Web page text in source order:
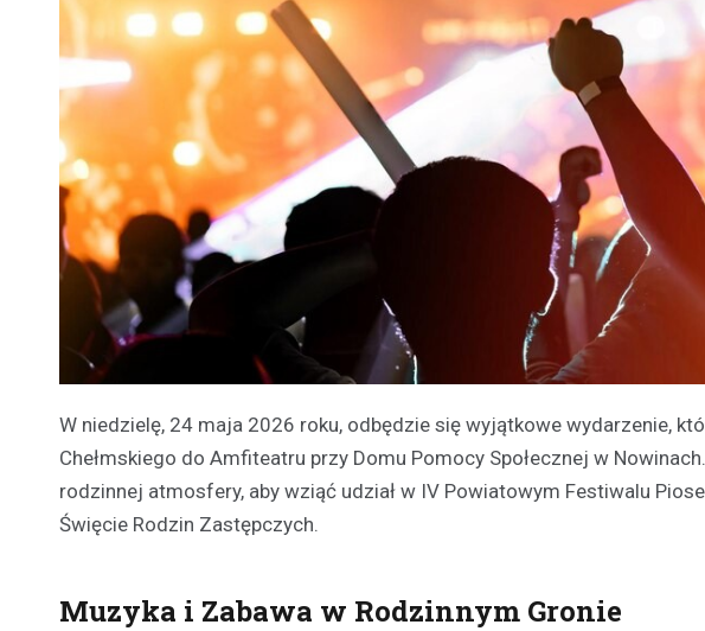
W niedzielę, 24 maja 2026 roku, odbędzie się wyjątkowe wydarzenie,
Chełmskiego do Amfiteatru przy Domu Pomocy Społecznej w
rodzinnej atmosfery, aby wziąć udział w IV Powiatowym Festiwalu
Święcie Rodzin Zastępczych.
Muzyka i Zabawa w Rodzinnym Gronie